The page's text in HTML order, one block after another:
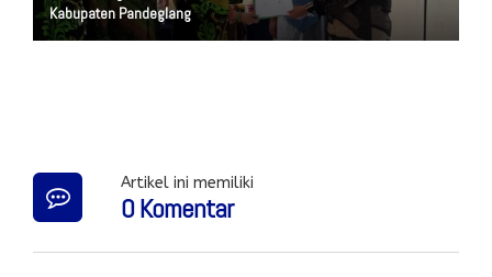
Kabupaten Pandeglang
Artikel ini memiliki
0 Komentar